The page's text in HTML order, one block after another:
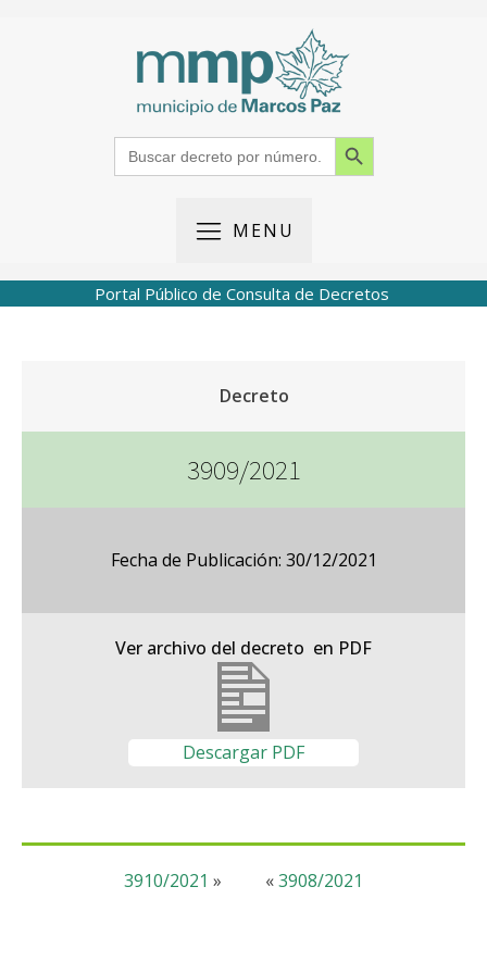
Search
for:
Search Button
MENU
Portal Público de Consulta de Decretos
Decreto
3909/2021
Fecha de Publicación: 30/12/2021
Ver archivo del decreto en PDF
Descargar PDF
«3908/2021
3910/2021 »